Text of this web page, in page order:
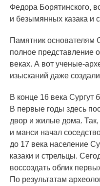
Федора Борятинского,
и безымянных казака и
Памятник основателям
полное представление
веках. А вот ученые-
изысканий даже
В конце 16 века Сургут
В первые годы здесь
двор и жилые дома.
и манси начал
до 17 века население
казаки и стрельцы.
воссоздать облик
По результатам